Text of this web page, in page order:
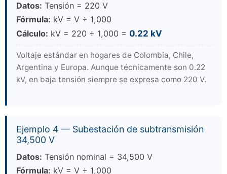
Datos: Tensión = 220 V
Fórmula: kV = V ÷ 1,000
Cálculo: kV = 220 ÷ 1,000 = 0.22 kV
Voltaje estándar en hogares de Colombia, Chile,
Argentina y Europa. Aunque técnicamente son 0.22
kV, en baja tensión siempre se expresa como 220 V.
Ejemplo 4 — Subestación de subtransmisión
34,500 V
Datos: Tensión nominal = 34,500 V
Fórmula: kV = V ÷ 1,000